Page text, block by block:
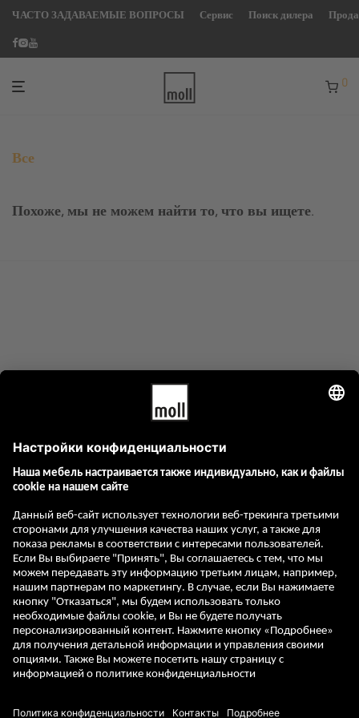
ЧАСТО ЗАДАВАЕМЫЕ ВОПРОСЫ Сервис Поиск дилера
0
Все
Похоже, мы не можем найти то, что вы ищете.
GTC
Оттиск
Стоимость и условия доставки
Политика конфиденциальности
Правила отмены
Свяжитесь с нами
Reklamation starten
Vertrag widerrufen